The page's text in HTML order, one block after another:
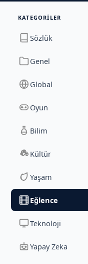
KATEGORILER
Sözlük
Genel
Global
Oyun
Bilim
Kültür
Yaşam
Eğlence
Teknoloji
Yapay Zeka
İletişim
Dijinika Avrasya